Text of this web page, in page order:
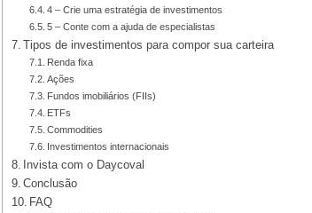
4 – Crie uma estratégia de investimentos
5 – Conte com a ajuda de especialistas
Tipos de investimentos para compor sua carteira
Renda fixa
Ações
Fundos imobiliários (FIIs)
ETFs
Commodities
Investimentos internacionais
Invista com o Daycoval
Conclusão
FAQ